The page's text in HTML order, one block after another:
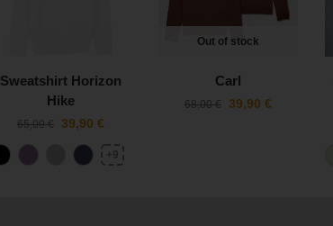
Sweatshirt Horizon
Hike
65,00€ 39,90€
Out of stock
Carl
68,00€ 39,90 €